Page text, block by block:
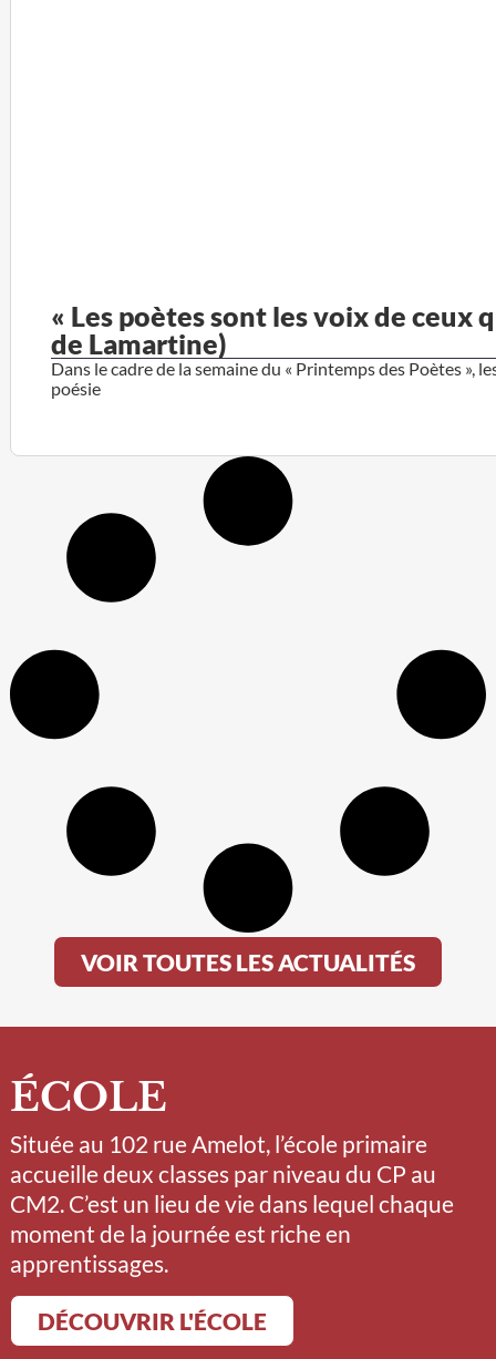
« Les poètes sont les voix de ceux
de Lamartine)
Dans le cadre de la semaine du « Printemps des Poètes »,
poésie
VOIR TOUTES LES ACTUALITÉS
ÉCOLE
Située au 102 rue Amelot, l’école primaire
accueille deux classes par niveau du CP au
CM2. C’est un lieu de vie dans lequel chaque
moment de la journée est riche en
apprentissages.
DÉCOUVRIR L'ÉCOLE